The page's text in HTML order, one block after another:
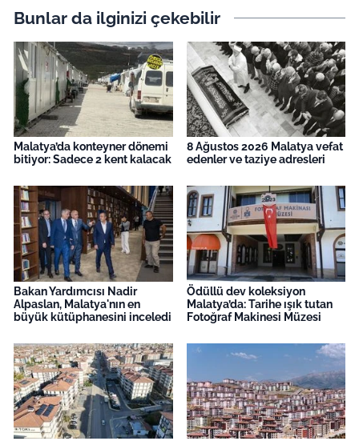
Bunlar da ilginizi çekebilir
Malatya’da konteyner dönemi
bitiyor: Sadece 2 kent kalacak
8 Ağustos 2026 Malatya vefat
edenler ve taziye adresleri
Bakan Yardımcısı Nadir
Alpaslan, Malatya'nın en
büyük kütüphanesini inceledi
Ödüllü dev koleksiyon
Malatya’da: Tarihe ışık tutan
Fotoğraf Makinesi Müzesi